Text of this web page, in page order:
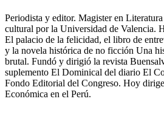
Periodista y editor. Magister en
cultural por la Universidad de Valencia.
El palacio de la felicidad, el libro de
y la novela histórica de no ficción Una
brutal. Fundó y dirigió la revista
suplemento El Dominical del diario El
Fondo Editorial del Congreso. Hoy
Económica en el Perú.